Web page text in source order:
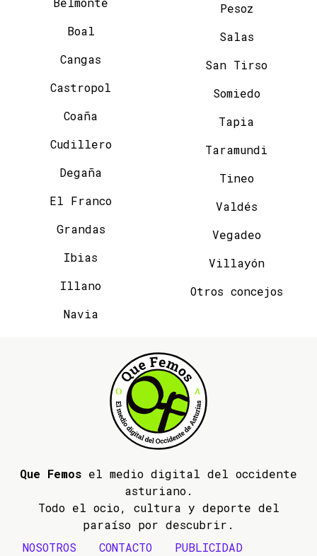
Boal
Cangas
Castropol
Coaña
Cudillero
Degaña
El Franco
Grandas
Ibias
Illano
Navia
Pesoz
Salas
San Tirso
Somiedo
Tapia
Taramundi
Tineo
Valdés
Vegadeo
Villayón
Otros concejos
Que Femos el medio digital del occidente
asturiano.
Todo el ocio, cultura y deporte del
paraíso por descubrir.
NOSOTROS
CONTACTO PUBLICIDAD